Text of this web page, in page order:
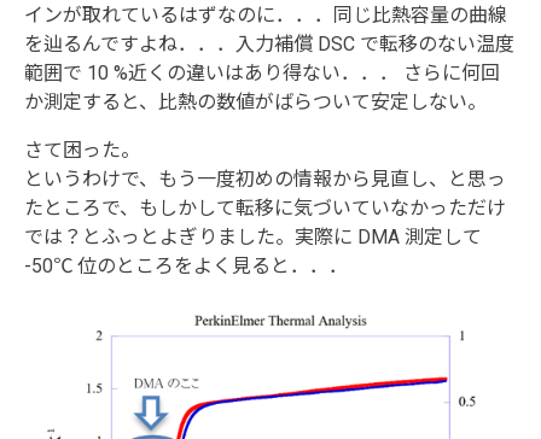
インが取れているはずなのに．．．同じ比熱容量の曲線
を辿るんですよね．．．入力補償 DSC で転移のない温度
範囲で 10 %近くの違いはあり得ない．．． さらに何回
か測定すると、比熱の数値がばらついて安定しない。
さて困った。
というわけで、もう一度初めの情報から見直し、と思っ
たところで、もしかして転移に気づいていなかっただけ
では？とふっとよぎりました。実際に DMA 測定して
-50℃ 位のところをよく見ると．．．